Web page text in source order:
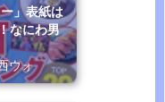
」表紙は
なにわ男
ウォ